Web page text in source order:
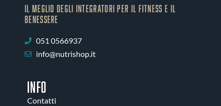
IL MEGLIO DEGLI Integratori PER IL FITNESS E IL
BENESSERE
051 0566937
info@nutrishop.it
INFO
Contatti